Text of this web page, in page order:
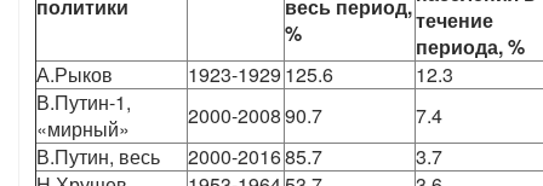
политики
весь период,
%
течение
периода, %
А.Рыков
1923-1929 125.6
12.3
В.Путин-1,
«мирный»
2000-200890.7
7.4
В.Путин, весь
2000-201685.7
3.7